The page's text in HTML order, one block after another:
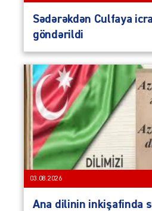
Sədərəkdən Culfaya icra
göndərildi
03.08.2026
Ana dilinin inkişafinda